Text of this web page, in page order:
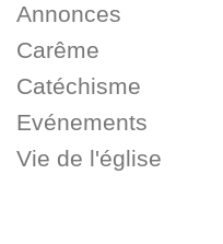
Annonces
Carême
Catéchisme
Evénements
Vie de l'église